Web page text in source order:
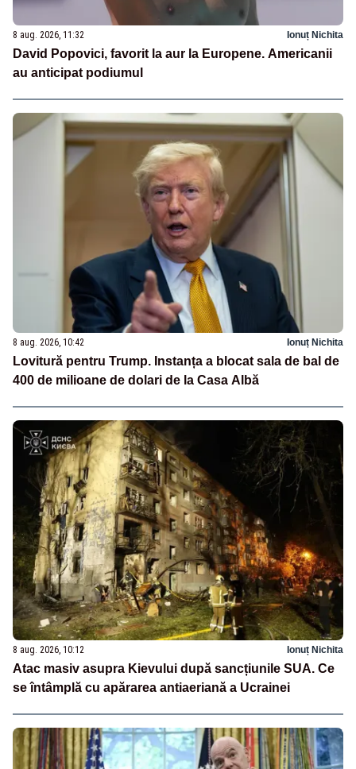
8 aug. 2026, 11:32 Ionuț Nichita
David Popovici, favorit la aur la Europene. Americanii
au anticipat podiumul
8 aug. 2026, 10:42 Ionuț Nichita
Lovitură pentru Trump. Instanța a blocat sala de bal de
400 de milioane de dolari de la Casa Albă
8 aug. 2026, 10:12 Ionuț Nichita
Atac masiv asupra Kievului după sancțiunile SUA. Ce
se întâmplă cu apărarea antiaeriană a Ucrainei